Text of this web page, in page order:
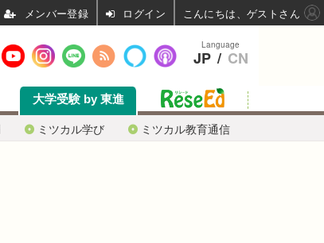
ミツカル学び ミツカル教育通信
大学受験 by 東進
Language
JP / CN
ログイン こんにちは、ゲストさん